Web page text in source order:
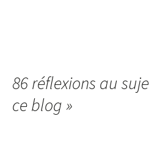
86 réflexions au
ce blog»